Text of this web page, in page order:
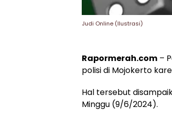
Judi Online (Ilustrasi)
Rapormerah.com –
polisi di Mojokerto
Hal tersebut
Minggu (9/6/2024).